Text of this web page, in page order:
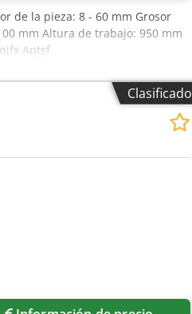
de la pieza: 8 - 60 mm Grosor
mm Altura de trabajo: 950 mm
Aptsf
Clasificado